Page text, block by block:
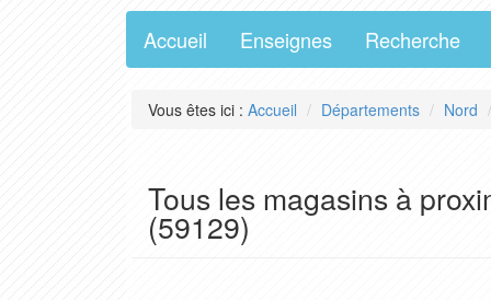
Accueil Enseignes Recherche
Vous êtes ici : Accueil Départements Nord
Tous les magasins à
(59129)